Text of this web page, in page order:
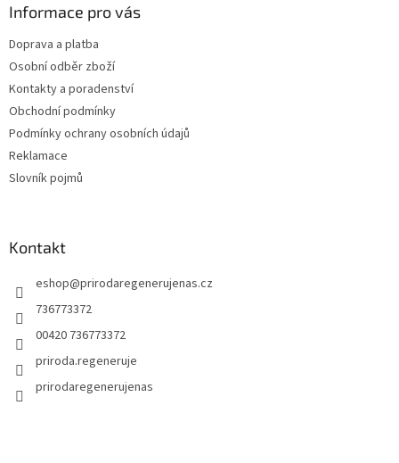
Informace pro vás
Doprava a platba
Osobní odběr zboží
Kontakty a poradenství
Obchodní podmínky
Podmínky ochrany osobních údajů
Reklamace
Slovník pojmů
Kontakt
eshop@prirodaregenerujenas.cz
736773372
00420 736773372
priroda.regeneruje
prirodaregenerujenas